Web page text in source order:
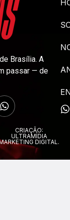
Brasília. A
passar — de
CRIAÇÃO:
ULTRAMÍDIA
DIGITAL.